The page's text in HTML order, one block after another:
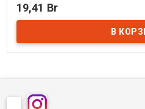
В наличии
19,41 Br